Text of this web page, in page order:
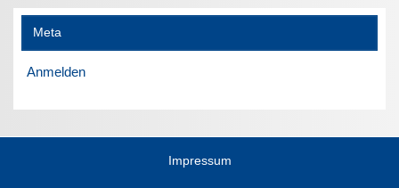
Meta
Anmelden
Impressum